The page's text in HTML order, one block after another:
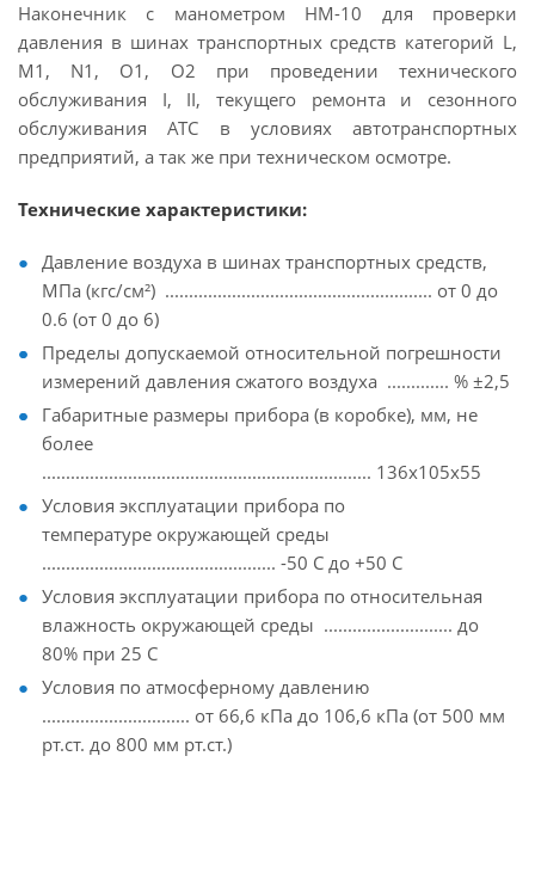
Наконечник с манометром НМ-10 для проверки
давления в шинах транспортных средств категорий L,
M1, N1, O1, O2 при проведении технического
обслуживания I, II, текущего ремонта и сезонного
обслуживания АТС в условиях автотранспортных
предприятий, а так же при техническом осмотре.
Технические характеристики:
Давление воздуха в шинах транспортных средств,
МПа (кгс/см²) ........................................................ от 0 до
0.6 (от 0 до 6)
Пределы допускаемой относительной погрешности
измерений давления сжатого воздуха ............. % ±2,5
Габаритные размеры прибора (в коробке), мм, не
более
..................................................................... 136х105х55
Условия эксплуатации прибора по
температуре окружающей среды
................................................. -50 С до +50 С
Условия эксплуатации прибора по относительная
влажность окружающей среды ........................... до
80% при 25 С
Условия по атмосферному давлению
............................... от 66,6 кПа до 106,6 кПа (от 500 мм
рт.ст. до 800 мм рт.ст.)